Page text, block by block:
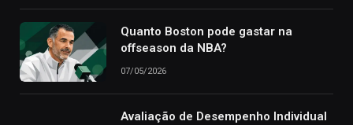
Quanto Boston pode gastar na
offseason da NBA?
07/05/2026
Avaliação de Desempenho Individual